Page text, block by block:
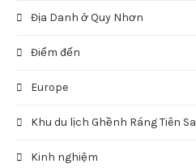
Địa Danh ở Quy Nhơn
Điểm đến
Europe
Khu du lịch Ghềnh Ráng Tiên Sa
Kinh nghiệm